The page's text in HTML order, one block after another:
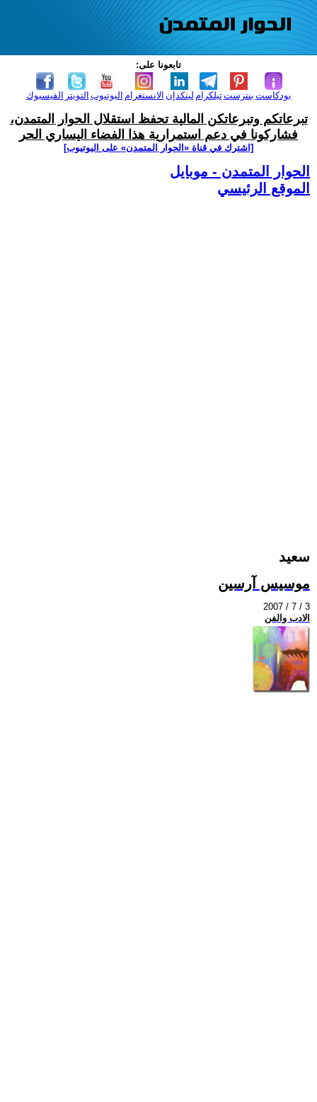
تابعونا على:
الفيسبوك التويتر اليوتيوب الانستغرام لينكدإن تيلكرامبنترست بودكاست
تبرعاتكم وتبرعاتكن المالية تحفظ استقلال الحوار المتمدن،
فشاركونا في دعم استمرارية هذا الفضاء اليساري الحر
[اشترك في قناة ‫«الحوار المتمدن» على اليوتيوب]
الحوار المتمدن - موبايل
الموقع الرئيسي
سعيد
موسيس آرسين
2007 / 7 / 3
الادب والفن